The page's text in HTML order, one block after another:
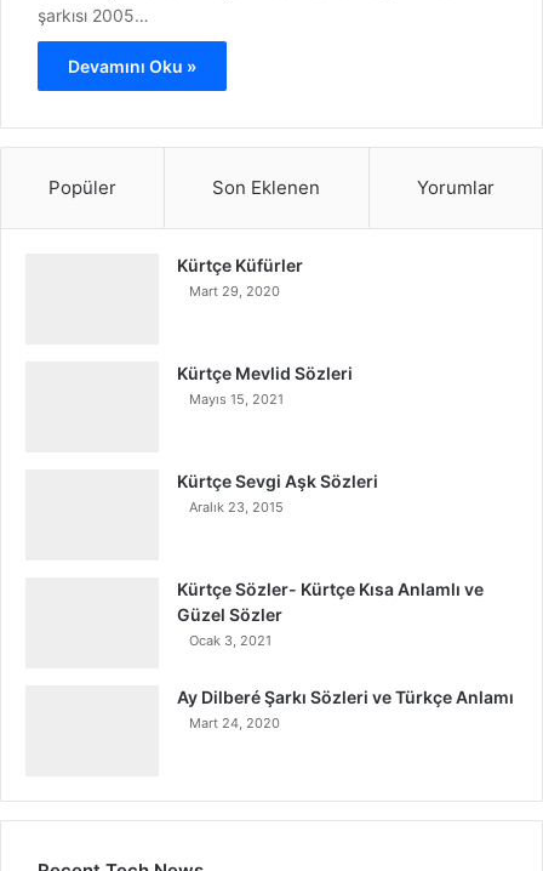
şarkısı 2005…
Devamını Oku »
Popüler Son Eklenen Yorumlar
Kürtçe Küfürler
Mart 29, 2020
Kürtçe Mevlid Sözleri
Mayıs 15, 2021
Kürtçe Sevgi Aşk Sözleri
Aralık 23, 2015
Kürtçe Sözler- Kürtçe Kısa Anlamlı ve
Güzel Sözler
Ocak 3, 2021
Ay Dilberé Şarkı Sözleri ve Türkçe Anlamı
Mart 24, 2020